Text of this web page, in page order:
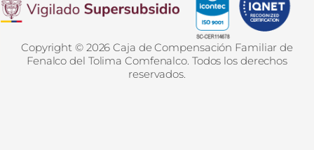
Copyright © 2026 Caja de Compensación Familiar de
Fenalco del Tolima Comfenalco. Todos los derechos
reservados.